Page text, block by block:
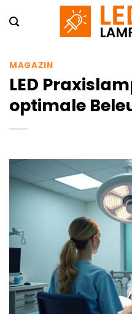
Inhalt
MAGAZIN
LED
optimale